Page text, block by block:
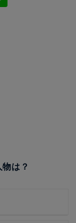
は？